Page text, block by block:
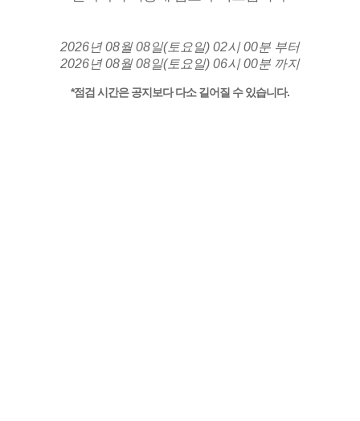
2026년 08월 08일(토요일) 02시 00분 부터
2026년 08월 08일(토요일) 06시 00분 까지
*점검 시간은 공지보다 다소 길어질 수 있습니다.